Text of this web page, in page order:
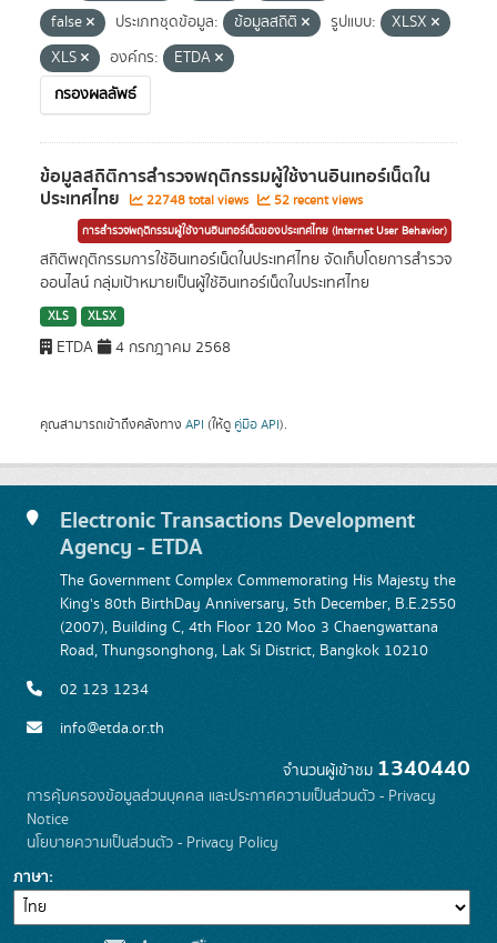
false
ประเภทชุดข้อมูล: ข้อมูลสถิติ รูปแบบ:
XLSX
XLS
องค์กร:
ETDA
กรองผลลัพธ์
ข้อมูลสถิติการสำรวจพฤติกรรมผู้ใช้งานอินเทอร์เน็ตใน
ประเทศไทย 22748 total views 52 recent views
การสำรวจพฤติกรรมผู้ใช้งานอินเทอร์เน็ตของประเทศไทย (Internet User Behavior)
สถิติพฤติกรรมการใช้อินเทอร์เน็ตในประเทศไทย จัดเก็บโดยการสำรวจ
ออนไลน์ กลุ่มเป้าหมายเป็นผู้ใช้อินเทอร์เน็ตในประเทศไทย
XLS XLSX
ETDA 4 กรกฎาคม 2568
คุณสามารถเข้าถึงคลังทาง API (ให้ดู คู่มือ API).
Electronic Transactions Development
Agency - ETDA
The Government Complex Commemorating His Majesty the
King's 80th BirthDay Anniversary, 5th December, B.E.2550
(2007), Building C, 4th Floor 120 Moo 3 Chaengwattana
Road, Thungsonghong, Lak Si District, Bangkok 10210
02 123 1234
info@etda.or.th
จำนวนผู้เข้าชม 1340440
การคุ้มครองข้อมูลส่วนบุคคล และประกาศความเป็นส่วนตัว - Privacy
Notice
นโยบายความเป็นส่วนตัว - Privacy Policy
ภาษา